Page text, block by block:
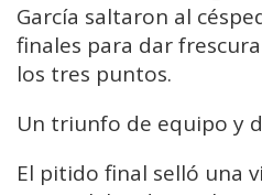
García saltaron al
finales para dar
los tres puntos.
Un triunfo de equipo y
El pitido final selló una